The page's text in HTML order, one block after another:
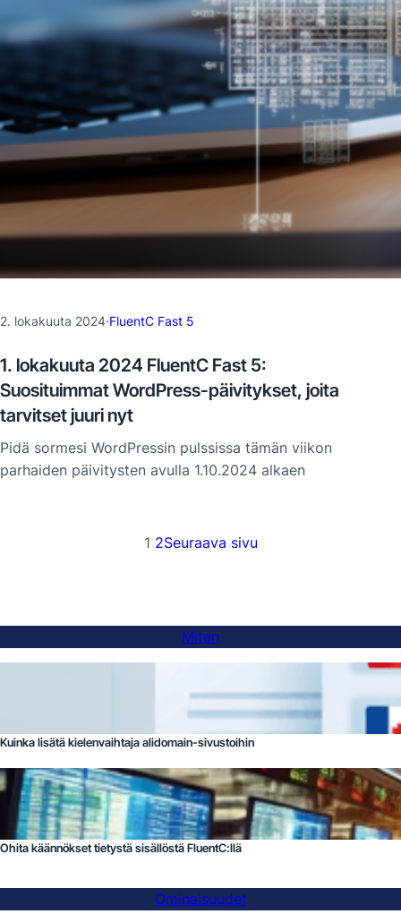
2. lokakuuta 2024·FluentC Fast 5
1. lokakuuta 2024 FluentC Fast 5:
Suosituimmat WordPress-päivitykset, joita
tarvitset juuri nyt
Pidä sormesi WordPressin pulssissa tämän viikon
parhaiden päivitysten avulla 1.10.2024 alkaen
1 2Seuraava sivu
Miten
Kuinka lisätä kielenvaihtaja alidomain-sivustoihin
Ohita käännökset tietystä sisällöstä FluentC:llä
Ominaisuudet